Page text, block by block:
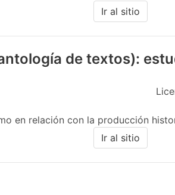
Ir al sitio
de textos):
en relación con la producción
Ir al sitio